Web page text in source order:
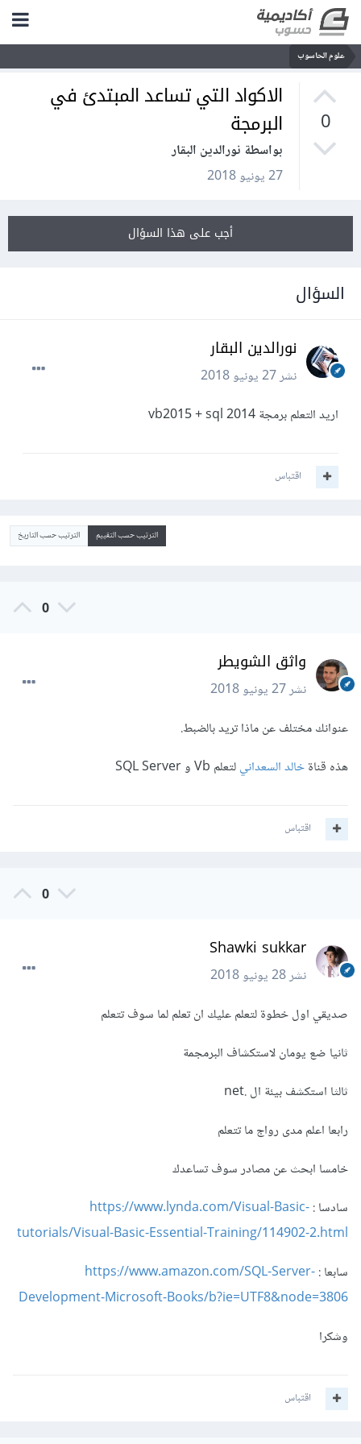
علوم الحاسوب
0
الاكواد التي تساعد المبتدئ في
البرمجة
بواسطة نورالدين البقار
27 يونيو 2018
أجب على هذا السؤال
السؤال
نورالدين البقار
نشر27 يونيو 2018
اريد التعلم برمجة vb2015 + sql 2014
اقتباس
الترتيب حسب التقييم الترتيب حسب التاريخ
0
واثق الشويطر
نشر27 يونيو 2018
عنوانك مختلف عن ماذا تريد بالضبط.
هذه قناةخالد السعدانيلتعلم Vb و SQL Server
اقتباس
0
Shawki sukkar
نشر28 يونيو 2018
صديقي اول خطوة لتعلم عليك ان تعلم لما سوف تتعلم
ثانيا ضع يومان لاستكشاف البرمجمة
ثالثا استكشف بيئة ال .net
رابعا اعلم مدى رواج ما تتعلم
خامسا ابحث عن مصادر سوف تساعدك
سادسا :https://www.lynda.com/Visual-Basic-
tutorials/Visual-Basic-Essential-Training/114902-2.html
سابعا :https://www.amazon.com/SQL-Server-
Development-Microsoft-Books/b?ie=UTF8&node=3806
وشكرا
اقتباس